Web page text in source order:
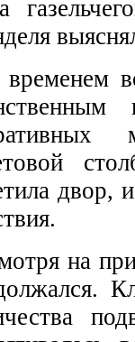
двор,
на